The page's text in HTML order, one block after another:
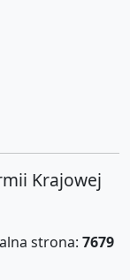
Krajowej
strona: 7679